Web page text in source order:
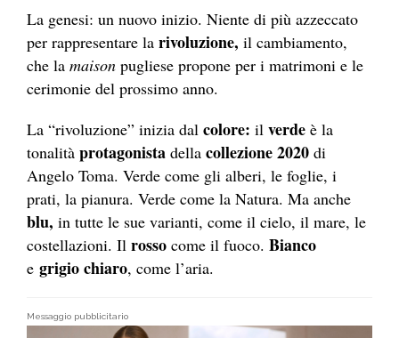
La genesi: un nuovo inizio. Niente di più azzeccato
per rappresentare la rivoluzione, il cambiamento,
che la maison pugliese propone per i matrimoni e le
cerimonie del prossimo anno.
La “rivoluzione” inizia dal colore: il verde è la
tonalità protagonista della collezione 2020 di
Angelo Toma. Verde come gli alberi, le foglie, i
prati, la pianura. Verde come la Natura. Ma anche
blu, in tutte le sue varianti, come il cielo, il mare, le
costellazioni. Il rosso come il fuoco. Bianco
e grigio chiaro, come l’aria.
Messaggio pubblicitario